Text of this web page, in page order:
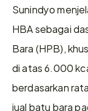
Sunindyo
HBA sebagai
Bara (HPB),
di atas 6.000
berdasarkan
jual batu bara